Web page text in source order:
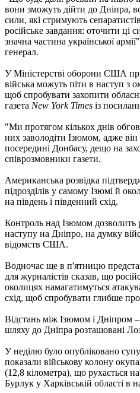
вони зможуть дійти до Дніпра,
сили, які стримують
російське завдання: оточити ці
значна частина української
генерал.
У Міністерстві оборони США
війська можуть піти в наступ з
щоб спробувати захопити
газета New York Times із
"Ми протягом кількох днів
них заволодіти Ізюмом, адже
посередині Донбасу, дещо на
співрозмовники газети.
Американська розвідка
підрозділів у самому Ізюмі й
на південь і південний схід.
Контроль над Ізюмом дозволить
наступу на Дніпро, на думку
відомств США.
Водночас ще в п'ятницю
для журналістів сказав, що
околицях намагатимуться
схід, щоб спробувати глибше
Відстань між Ізюмом і Дніпром
шляху до Дніпра розташовані
У неділю було опубліковано
показали військову колону
(12,8 кілометра), що рухається
Бурлук у Харківській області в